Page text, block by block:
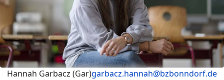
Hannah Garbacz (Gar)garbacz.hannah@bzbonndorf.de